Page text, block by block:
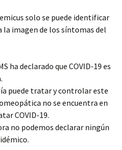
solo se puede identificar
la imagen de los síntomas del
ha declarado que COVID-19 es
puede tratar y controlar este
no se encuentra en
COVID-19.
no podemos declarar ningún